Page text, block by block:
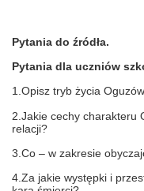
Pytania do źródła.
Pytania dla uczniów
1.Opisz tryb życia
2.Jakie cechy charakteru
relacji?
3.Co – w zakresie
4.Za jakie występki i